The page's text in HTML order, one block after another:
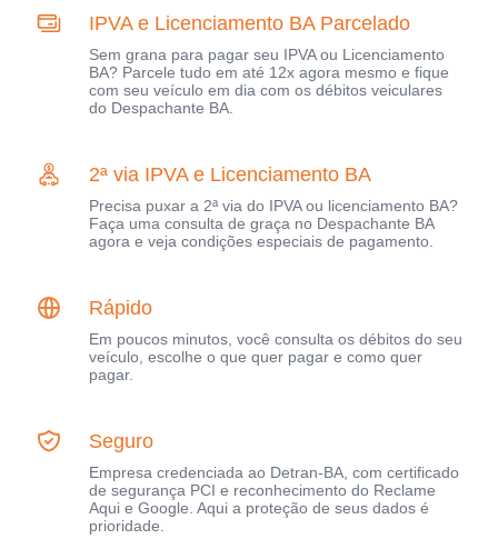
IPVA e Licenciamento BA Parcelado
Sem grana para pagar seu IPVA ou Licenciamento
BA? Parcele tudo em até 12x agora mesmo e fique
com seu veículo em dia com os débitos veiculares
do Despachante BA.
2ª via IPVA e Licenciamento BA
Precisa puxar a 2ª via do IPVA ou licenciamento BA?
Faça uma consulta de graça no Despachante BA
agora e veja condições especiais de pagamento.
Rápido
Em poucos minutos, você consulta os débitos do seu
veículo, escolhe o que quer pagar e como quer
pagar.
Seguro
Empresa credenciada ao Detran-BA, com certificado
de segurança PCI e reconhecimento do Reclame
Aqui e Google. Aqui a proteção de seus dados é
prioridade.